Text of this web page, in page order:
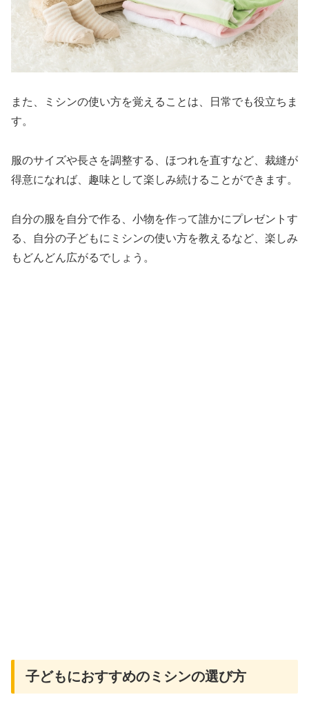
また、ミシンの使い方を覚えることは、日常でも役立ちま
す。
服のサイズや長さを調整する、ほつれを直すなど、裁縫が
得意になれば、趣味として楽しみ続けることができます。
自分の服を自分で作る、小物を作って誰かにプレゼントす
る、自分の子どもにミシンの使い方を教えるなど、楽しみ
もどんどん広がるでしょう。
子どもにおすすめのミシンの選び方